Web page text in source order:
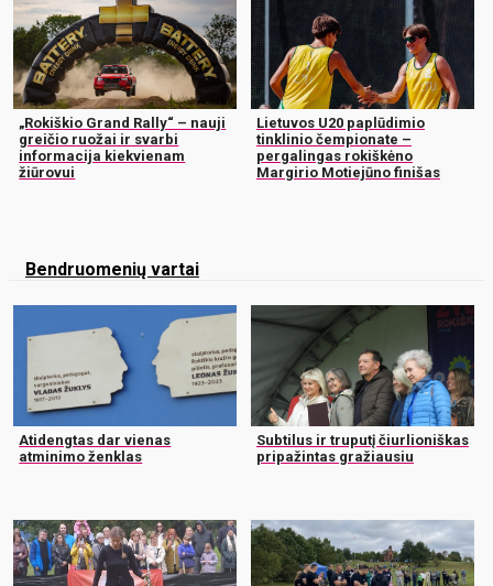
„Rokiškio Grand Rally“ – nauji
greičio ruožai ir svarbi
informacija kiekvienam
žiūrovui
Lietuvos U20 paplūdimio
tinklinio čempionate –
pergalingas rokiškėno
Margirio Motiejūno finišas
Bendruomenių vartai
Atidengtas dar vienas
atminimo ženklas
Subtilus ir truputį čiurlioniškas
pripažintas gražiausiu